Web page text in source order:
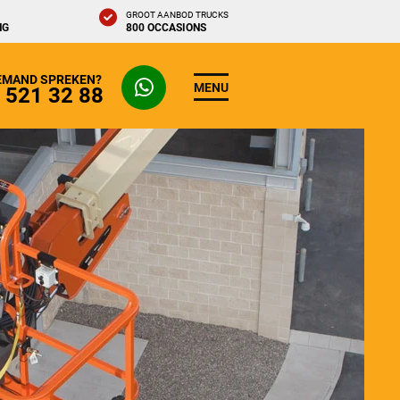
GROOT AANBOD TRUCKS
800 OCCASIONS
SPREKEN?
32 88 MENU